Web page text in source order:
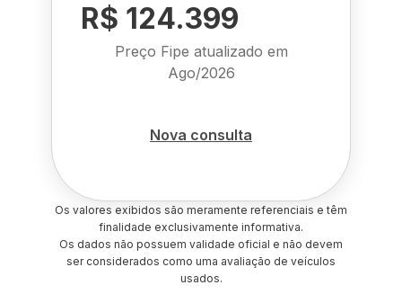
R$ 124.399
Preço Fipe atualizado em
Ago/2026
Nova consulta
Os valores exibidos são meramente referenciais e têm
finalidade exclusivamente informativa.
Os dados não possuem validade oficial e não devem
ser considerados como uma avaliação de veículos
usados.